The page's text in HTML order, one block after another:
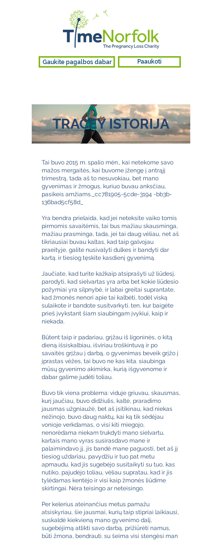
Gaukite pagalbos dabar Paaukoti
TRACEY ISTORIJA
Tai buvo 2015 m. spalio mėn., kai netekome savo
mažos mergaitės, kai buvome įžengę į antrąjį
trimestrą, tada aš to nesuvokiau, bet mano
gyvenimas ir žmogus, kuriuo buvau anksčiau,
pasikeis amžiams._cc781905-5cde-3194 -bb3b-
136bad5cf58d_
Yra bendra prielaida, kad jei neteksite vaiko tomis
pirmomis savaitėmis, tai bus mažiau skausminga,
mažiau prasminga, tada, jei tai daug vėliau, net aš
tikriausiai buvau kaltas, kad taip galvojau
praeityje, galite nusivalyti dulkes ir bandyti dar
kartą. ir tiesiog tęskite kasdienį gyvenimą.
Jaučiate, kad turite kažkaip atsiprašyti už liūdesį,
parodyti, kad sielvartas yra arba bet kokie liūdesio
požymiai yra silpnybė, ir labai greitai suprantate,
kad žmonės nenori apie tai kalbėti, todėl viską
sulaikote ir bandote susitvarkyti. ten, kur baigėte
prieš įvykstant šiam siaubingam įvykiui, kaip ir
niekada.
Būtent taip ir padariau, grįžau iš ligoninės, o kitą
dieną išsiskalbiau, išviriau troškintuvą ir po
savaitės grįžau į darbą, o gyvenimas beveik grįžo į
įprastas vėžes, tai buvo ne kas kita. siaubinga
mūsų gyvenimo akimirka, kurią išgyvenome ir
dabar galime judėti toliau.
Buvo tik viena problema: viduje griuvau, skausmas,
kurį jaučiau, buvo didžiulis, kaltė, praradimo
jausmas užgniaužė, bet aš įsitikinau, kad niekas
nežinojo, buvo daug naktų, kai ką tik sėdėjau
vonioje verkdamas, o visi kiti miegojo,
nenorėdama niekam trukdyti mano sielvartu,
kartais mano vyras susirasdavo mane ir
palaimindavo jį, jis bandė mane paguosti, bet aš jį
tiesiog uždariau, pavydžiu ir tuo pat metu
apmaudu, kad jis sugebėjo susitaikyti su tuo, kas
nutiko, pajudėjo toliau, vėliau supratau, kad ir jis
tylėdamas kentėjo ir visi kaip žmonės liūdime
skirtingai. Nėra teisingo ar neteisingo.
Per kelerius ateinančius metus pamažu
atsiskyriau, šie jausmai, kurių taip stipriai laikiausi,
suskaldė kiekvieną mano gyvenimo dalį,
sugebėjimą atlikti savo darbą, prižiūrėti namus,
būti žmona, bendrauti. su šeima visi stengėsi man